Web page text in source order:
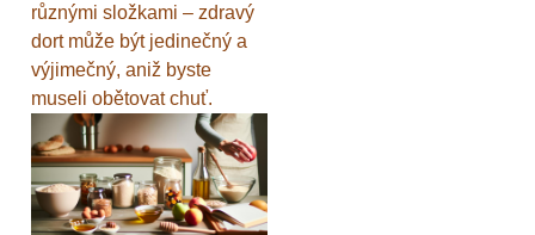
různými složkami – zdravý
dort může být jedinečný a
výjimečný, aniž byste
museli obětovat chuť.